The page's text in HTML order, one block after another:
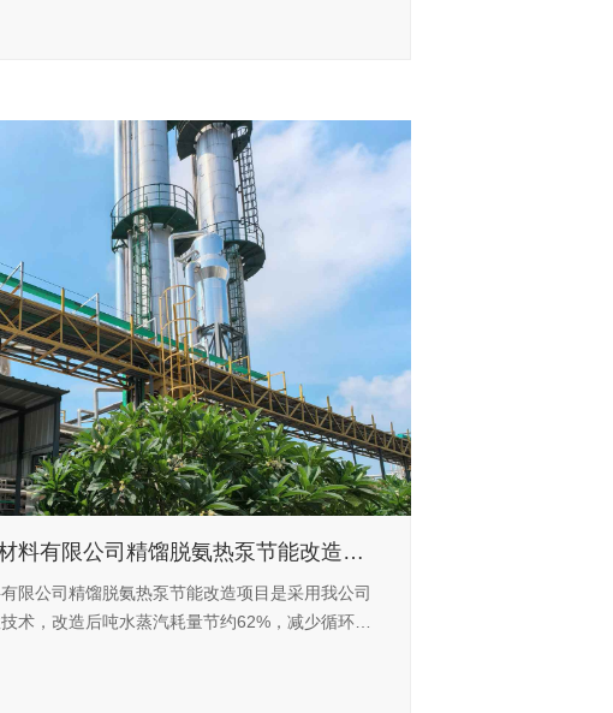
，现已连续运行8年。
厦门某新能源材料有限公司精馏脱氨热泵节能改造项目
限公司精馏脱氨热泵节能改造项目是采用我公司
术，改造后吨水蒸汽耗量节约62%，减少循环水
量减少约46%，每年为客户节约综合运行费用500